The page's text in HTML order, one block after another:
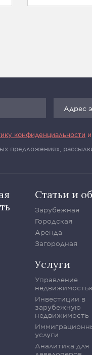
конфиденциальности и
предложениях,
Статьи и
Зарубежная
Городская
Аренда
Загородная
Услуги
Управление
Инвестиции в
зарубежную
недвижимость
услуги
Аналитика для